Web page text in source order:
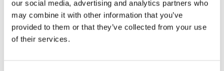
our social media, advertising and analytics partners who
may combine it with other information that you’ve
provided to them or that they’ve collected from your use
of their services.